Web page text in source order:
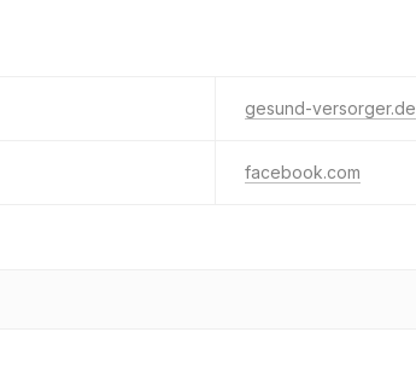
gesund-versorger.de
facebook.com